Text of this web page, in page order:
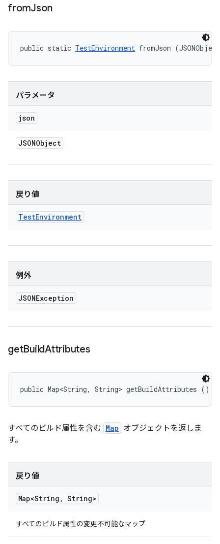
fromJson
public static TestEnvironment fromJson
パラメータ
json
JSONObject
戻り値
TestEnvironment
例外
JSONException
getBuildAttributes
public Map<String, String> getBuildAttributes ()
すべてのビルド属性を含む Map オブジェクトを返しま
す。
戻り値
Map<String , String>
すべてのビルド属性の変更不可能なマップ